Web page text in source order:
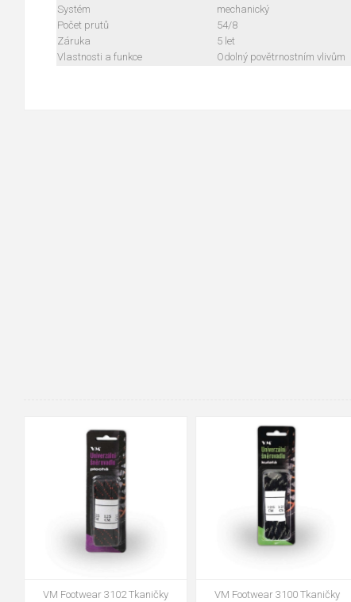
Systém
mechanický
Počet prutů
54/8
Záruka
5 let
Vlastnosti a funkce
Odolný povětrnostním vlivům
VM Footwear 3100 Tkaničky
125cm
VM Footwear 3000 Vkládací
37 38
43 44
47
48